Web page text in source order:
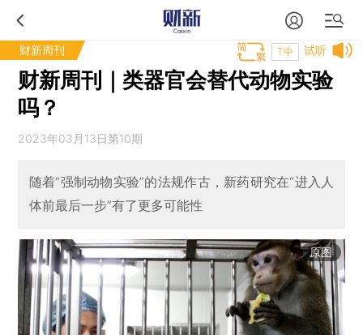
财新周刊 试听
T中
财新周刊｜类器官会替代动物实验
吗？
2023年03月13日第10期
随着“强制动物实验”的法规作古，新药研究在“进入人
体前最后一步”有了更多可能性
原图